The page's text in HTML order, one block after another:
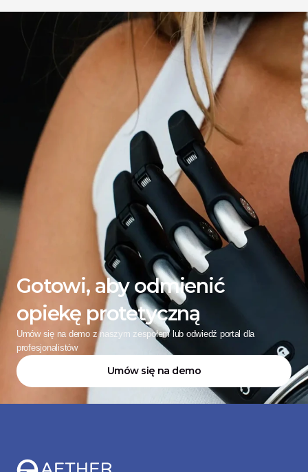
Gotowi, aby odmienić
opiekę protetyczną
Umów się na demo z naszym zespołem lub odwiedź portal dla
profesjonalistów
Umów się na demo